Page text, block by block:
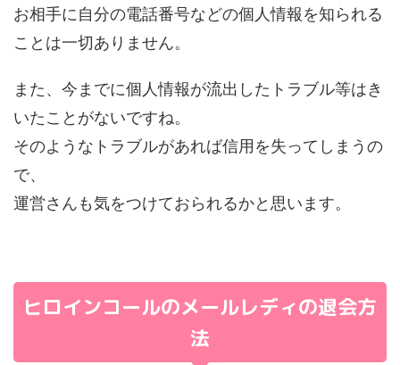
お相手に自分の電話番号などの個人情報を知られる
ことは一切ありません。
また、今までに個人情報が流出したトラブル等はき
いたことがないですね。
そのようなトラブルがあれば信用を失ってしまうの
で、
運営さんも気をつけておられるかと思います。
ヒロインコールのメールレディの退会方
法